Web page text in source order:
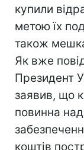
купили
метою їх
також
Як вже
Президент
заявив, що
повинна
коштів